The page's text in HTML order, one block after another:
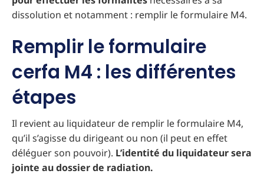
dissolution et notamment : remplir le formulaire M4.
Remplir le formulaire
cerfa M4 : les différentes
étapes
Il revient au liquidateur de remplir le formulaire M4,
qu’il s’agisse du dirigeant ou non (il peut en effet
déléguer son pouvoir). L’identité du liquidateur sera
jointe au dossier de radiation.